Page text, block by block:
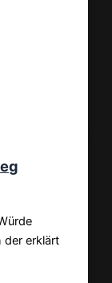
der erklärt